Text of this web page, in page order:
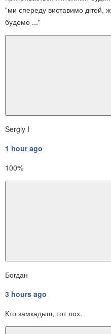
"ми спереду виставимо дітей,
будемо ..."
Sergiy I
1 hour ago
100%
Богдан
3 hours ago
Кто замкадыш, тот лох.